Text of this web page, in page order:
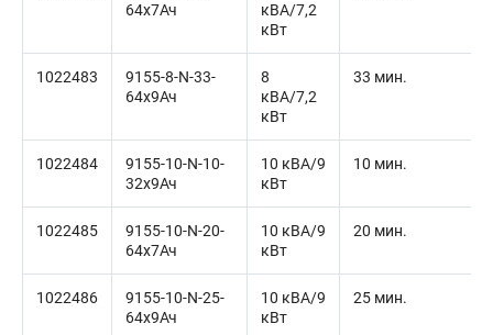
64x7Ач
кВА/7,2
кВт
1022483
9155-8-N-33-
64x9Ач
8
кВА/7,2
кВт
33 мин.
1022484
9155-10-N-10-
32x9Ач
10 кВА/9
кВт
10 мин.
1022485
9155-10-N-20-
64x7Ач
10 кВА/9
кВт
20 мин.
1022486
9155-10-N-25-
64x9Ач
10 кВА/9
кВт
25 мин.